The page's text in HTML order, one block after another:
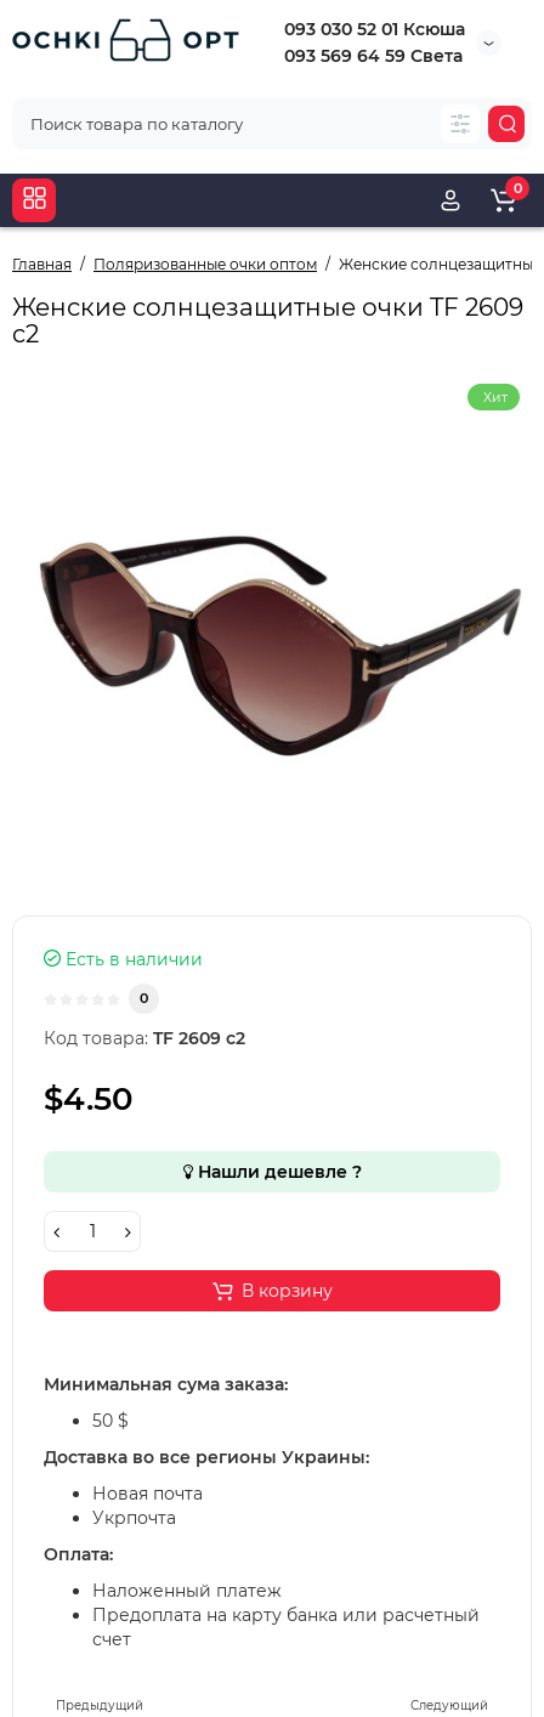
093 030 52 01 Ксюша
093 569 64 59 Света
0
Главная Поляризованные очки оптом Женские солнцезащитные
Женские солнцезащитные очки TF 2609
c2
Хит
Предыдущий Следующий
Есть в наличии
0
Код товара: TF 2609 c2
$4.50
Нашли дешевле ?
В корзину
Минимальная сума заказа:
50 $
Доставка во все регионы Украины:
Новая почта
Укрпочта
Оплата:
Наложенный платеж
Предоплата на карту банка или расчетный
счет